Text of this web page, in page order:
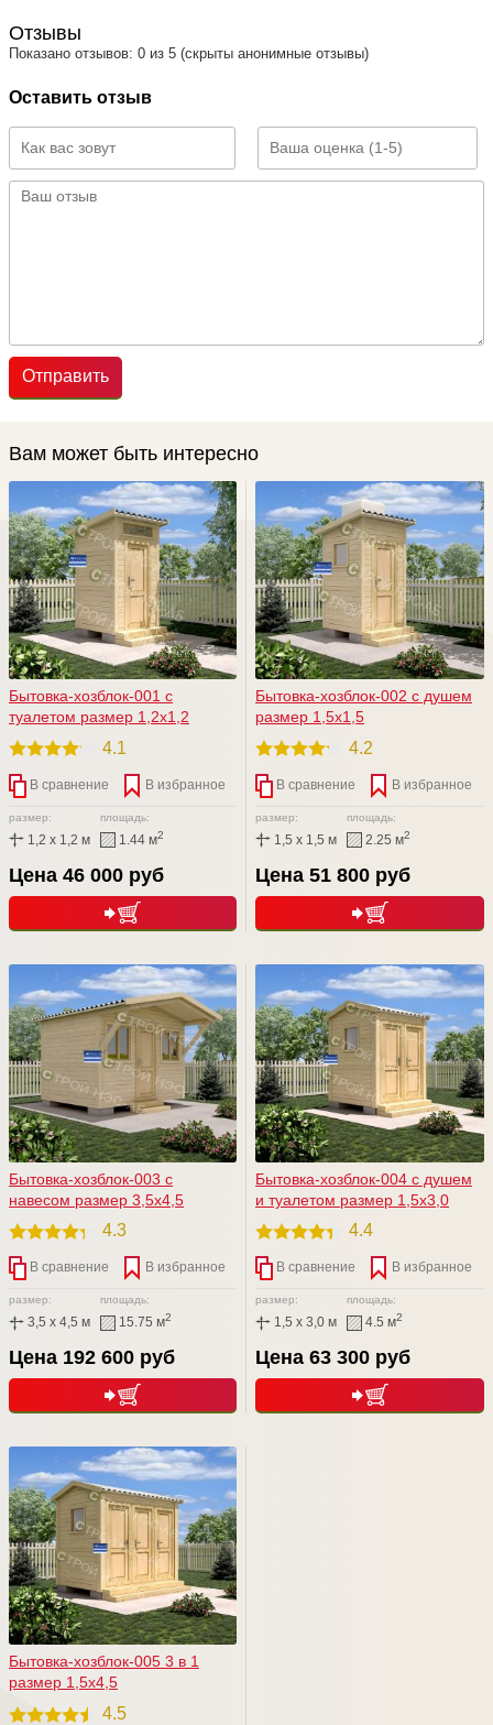
Отзывы
Показано отзывов: 0 из 5 (скрыты анонимные отзывы)
Оставить отзыв
Отправить
Вам может быть интересно
Бытовка-хозблок-001 c
туалетом размер 1,2х1,2
4.1
В сравнение В избранное
размер:
1,2 x 1,2 м
площадь:
1.44 м2
Цена 46 000 руб
Бытовка-хозблок-002 с душем
размер 1,5х1,5
4.2
В сравнение В избранное
размер:
1,5 x 1,5 м
площадь:
2.25 м2
Цена 51 800 руб
Бытовка-хозблок-003 с
навесом размер 3,5х4,5
4.3
В сравнение В избранное
размер:
3,5 x 4,5 м
площадь:
15.75 м2
Цена 192 600 руб
Бытовка-хозблок-004 с душем
и туалетом размер 1,5х3,0
4.4
В сравнение В избранное
размер:
1,5 x 3,0 м
площадь:
4.5 м2
Цена 63 300 руб
Бытовка-хозблок-005 3 в 1
размер 1,5х4,5
4.5